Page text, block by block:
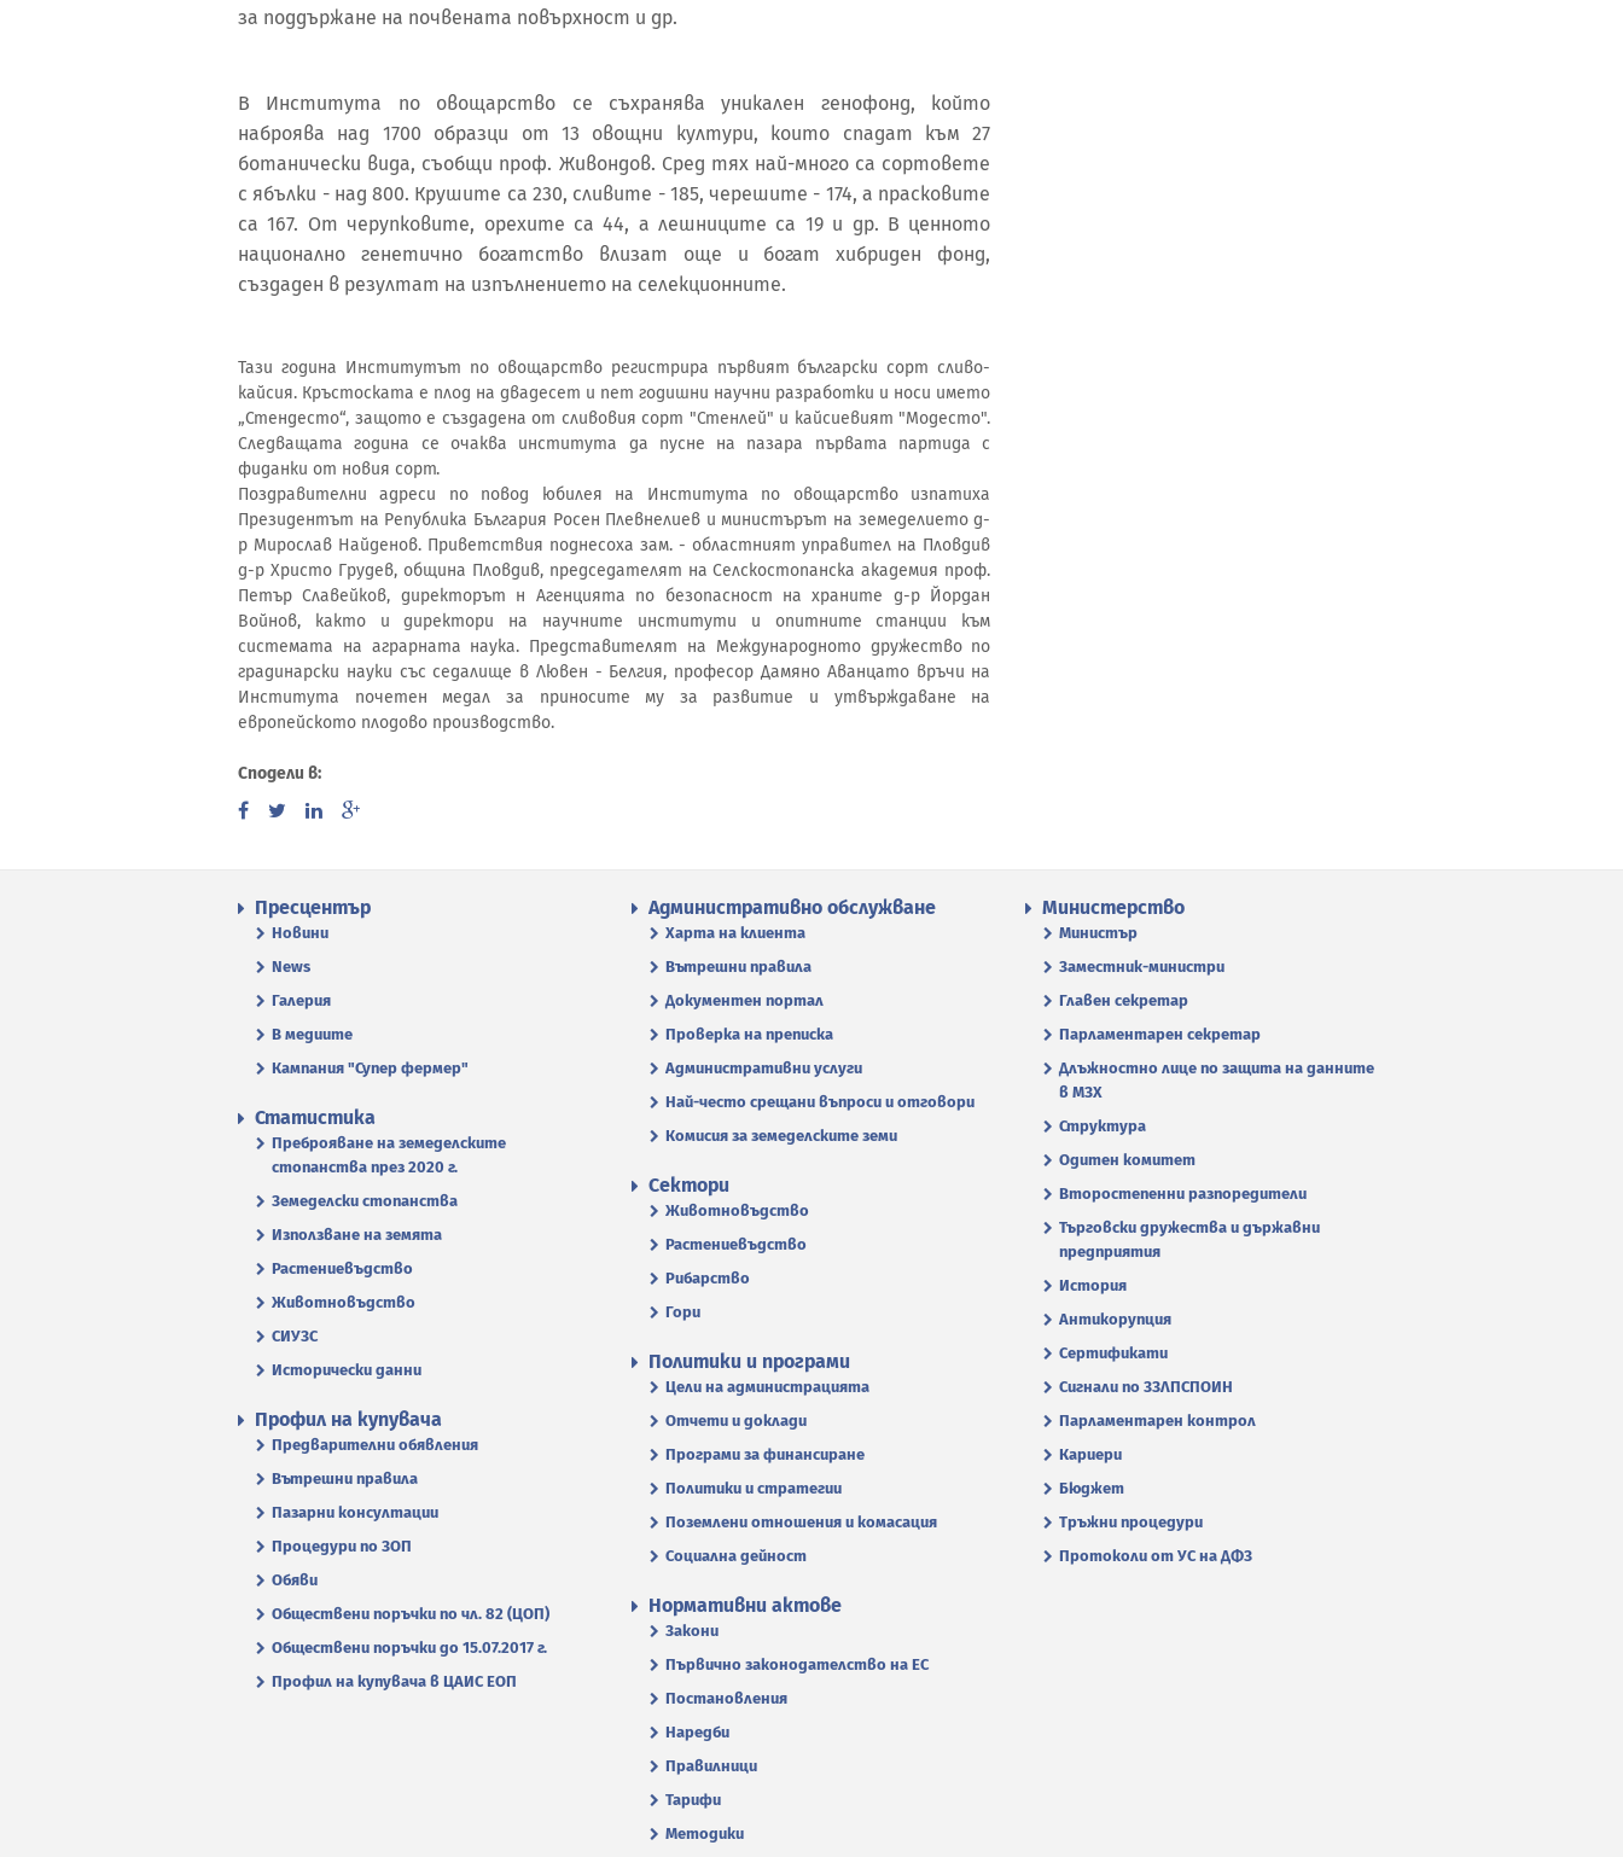
за поддържане на почвената повърхност и др.
В Института по овощарство се съхранява уникален генофонд, който
наброява над 1700 образци от 13 овощни култури, които спадат към 27
ботанически вида, съобщи проф. Живондов. Сред тях най-много са сортовете
с ябълки - над 800. Крушите са 230, сливите - 185, черешите - 174, а прасковите
са 167. От черупковите, орехите са 44, а лешниците са 19 и др. В ценното
национално генетично богатство влизат още и богат хибриден фонд,
създаден в резултат на изпълнението на селекционните.
Тази година Институтът по овощарство регистрира първият български сорт сливо-
кайсия. Кръстоската е плод на двадесет и пет годишни научни разработки и носи името
„Стендесто“, защото е създадена от сливовия сорт "Стенлей" и кайсиевият "Модесто".
Следващата година се очаква института да пусне на пазара първата партида с
фиданки от новия сорт.
Поздравителни адреси по повод юбилея на Института по овощарство изпатиха
Президентът на Република България Росен Плевнелиев и министърът на земеделието д-
р Мирослав Найденов. Приветствия поднесоха зам. - областният управител на Пловдив
д-р Христо Грудев, община Пловдив, председателят на Селскостопанска академия проф.
Петър Славейков, директорът н Агенцията по безопасност на храните д-р Йордан
Войнов, както и директори на научните институти и опитните станции към
системата на аграрната наука. Представителят на Международното дружество по
градинарски науки със седалище в Лювен - Белгия, професор Дамяно Аванцато връчи на
Института почетен медал за приносите му за развитие и утвърждаване на
европейското плодово производство.
Сподели в:
Пресцентър
Новини
News
Галерия
В медиите
Кампания "Супер фермер"
Административно обслужване
Харта на клиента
Вътрешни правила
Документен портал
Проверка на преписка
Административни услуги
Най-често срещани въпроси и отговори
Комисия за земеделските земи
Министерство
Министър
Заместник-министри
Главен секретар
Парламентарен секретар
Длъжностно лице по защита на данните
в МЗХ
Структура
Одитен комитет
Второстепенни разпоредители
Търговски дружества и държавни
предприятия
История
Антикорупция
Сертификати
Сигнали по ЗЗЛПСПОИН
Парламентарен контрол
Кариери
Бюджет
Тръжни процедури
Протоколи от УС на ДФЗ
Статистика
Преброяване на земеделските
стопанства през 2020 г.
Земеделски стопанства
Използване на земята
Растениевъдство
Животновъдство
СИУЗС
Исторически данни
Сектори
Животновъдство
Растениевъдство
Рибарство
Гори
Политики и програми
Цели на администрацията
Отчети и доклади
Програми за финансиране
Политики и стратегии
Поземлени отношения и комасация
Социална дейност
Профил на купувача
Предварителни обявления
Вътрешни правила
Пазарни консултации
Процедури по ЗОП
Обяви
Обществени поръчки по чл. 82 (ЦОП)
Обществени поръчки до 15.07.2017 г.
Профил на купувача в ЦАИС ЕОП
Нормативни актове
Закони
Първично законодателство на ЕС
Постановления
Наредби
Правилници
Тарифи
Методики